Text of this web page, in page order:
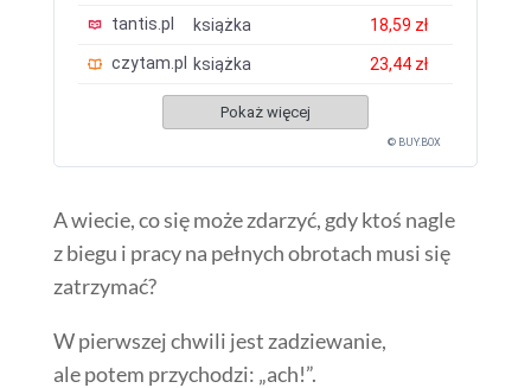
tantis.pl
książka
18,59 zł
czytam.pl książka 23,44 zł
Pokaż więcej
© BUY.BOX
A wiecie, co się może zdarzyć, gdy ktoś nagle
z biegu i pracy na pełnych obrotach musi się
zatrzymać?
W pierwszej chwili jest zadziewanie,
ale potem przychodzi: „ach!”.